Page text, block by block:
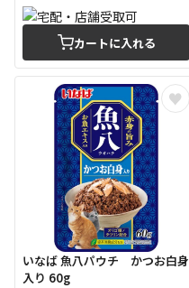
カートに入れる
いなば 魚八パウチ かつお白身
入り 60g